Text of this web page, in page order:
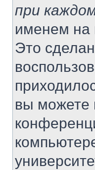
при
именем на
Это
вы можете